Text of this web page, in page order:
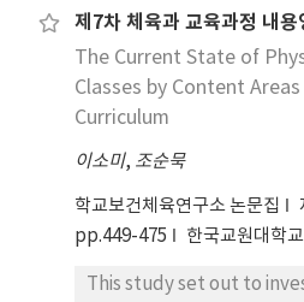
제7차 체육과 교육과정 내용
The Current State of
Classes by Content
Curriculum
이소미, 조순묵
학교보건체육연구소 논문집
pp.449-475
한국교원대학
This study set out to